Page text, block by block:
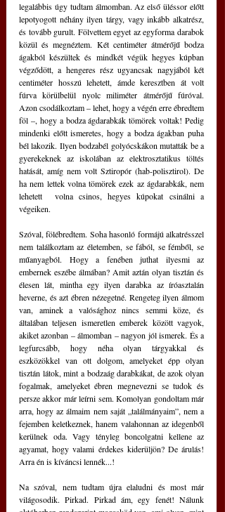
legalábbis úgy tudtam álmomban. Az első üléssor előtt
lepotyogott néhány ilyen tárgy, vagy inkább alkatrész,
és tovább gurult. Fölvettem egyet az egyforma darabok
közül és megnéztem. Két centiméter átmérőjű bodza
ágakból készültek és mindkét végük hegyes kúpban
végződött, a hengeres rész ugyancsak nagyjából két
centiméter hosszú lehetett, ámde keresztben át volt
fúrva körülbelül nyolc miliméter átmérőjű fúróval.
Azon csodálkoztam – lehet, hogy a végén erre ébredtem
föl –, hogy a bodza ágdarabkák tömörek voltak! Pedig
mindenki előtt ismeretes, hogy a bodza ágakban puha
bél lakozik. Ilyen bodzabél golyócskákon mutatták be a
gyerekeknek az iskolában az elektrosztatikus töltés
hatását, amíg nem volt Sztiropór (hab-polisztirol). De
ha nem lettek volna tömörek ezek az ágdarabkák, nem
lehetett  volna csinos, hegyes kúpokat csinálni a
végeiken.
Szóval, fölébredtem. Soha hasonló formájú alkatrésszel
nem találkoztam az életemben, se fából, se fémből, se
műanyagból. Hogy a fenében juthat ilyesmi az
embernek eszébe álmában? Amit aztán olyan tisztán és
élesen lát, mintha egy ilyen darabka az íróasztalán
heverne, és azt ébren nézegetné. Rengeteg ilyen álmom
van, aminek a valósághoz nincs semmi köze, és
általában teljesen ismeretlen emberek között vagyok,
akiket azonban – álmomban – nagyon jól ismerek. És a
legfurcsább, hogy néha olyan tárgyakkal és
eszközökkel van ott dolgom, amelyeket épp olyan
tisztán látok, mint a bodzaág darabkákat, de azok olyan
fogalmak, amelyeket ébren megnevezni se tudok és
persze akkor már leírni sem. Komolyan gondoltam már
arra, hogy az álmaim nem saját „találmányaim”, nem a
fejemben keletkeznek, hanem valahonnan az idegenből
kerülnek oda. Vagy tényleg boncolgatni kellene az
agyamat, hogy valami érdekes kiderüljön? De árulás!
Arra én is kíváncsi lennék...!
Na szóval, nem tudtam újra elaludni és most már
világosodik. Pirkad. Pirkad ám, egy fenét! Nálunk